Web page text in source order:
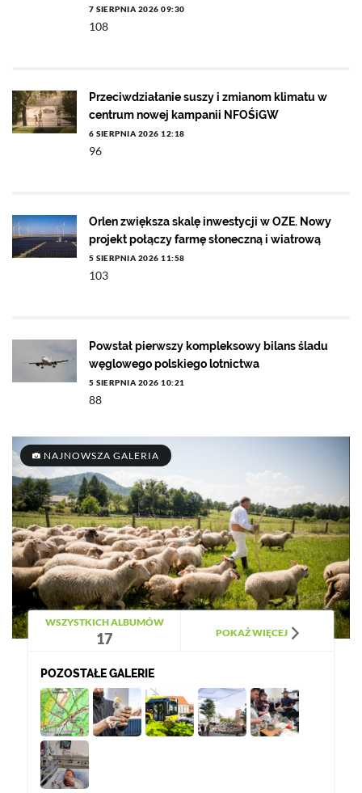
7 SIERPNIA 2026 09:30
108
Przeciwdziałanie suszy i zmianom klimatu w
centrum nowej kampanii NFOŚiGW
6 SIERPNIA 2026 12:18
96
Orlen zwiększa skalę inwestycji w OZE. Nowy
projekt połączy farmę słoneczną i wiatrową
5 SIERPNIA 2026 11:58
103
Powstał pierwszy kompleksowy bilans śladu
węglowego polskiego lotnictwa
5 SIERPNIA 2026 10:21
88
NAJNOWSZA GALERIA
WSZYSTKICH ALBUMÓW
17 POKAŻ WIĘCEJ
POZOSTAŁE GALERIE